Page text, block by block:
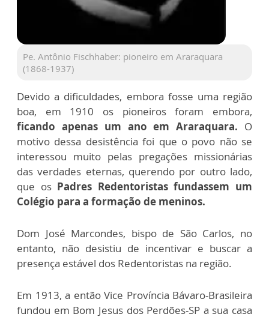
Pe. Antônio Fischhaber: pioneiro em Araraquara
(1868-1937)
Devido a dificuldades, embora fosse uma região
boa, em 1910 os pioneiros foram embora,
ficando apenas um ano em Araraquara. O
motivo dessa desistência foi que o povo não se
interessou muito pelas pregações missionárias
das verdades eternas, querendo por outro lado,
que os Padres Redentoristas fundassem um
Colégio para a formação de meninos.
Dom José Marcondes, bispo de São Carlos, no
entanto, não desistiu de incentivar e buscar a
presença estável dos Redentoristas na região.
Em 1913, a então Vice Província Bávaro-Brasileira
fundou em Bom Jesus dos Perdões-SP a sua casa